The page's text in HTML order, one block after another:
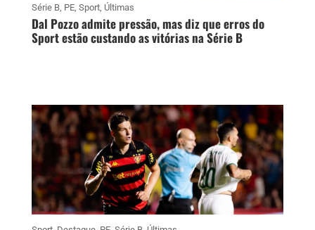
Série B, PE, Sport, Últimas
Dal Pozzo admite pressão, mas diz que erros do
Sport estão custando as vitórias na Série B